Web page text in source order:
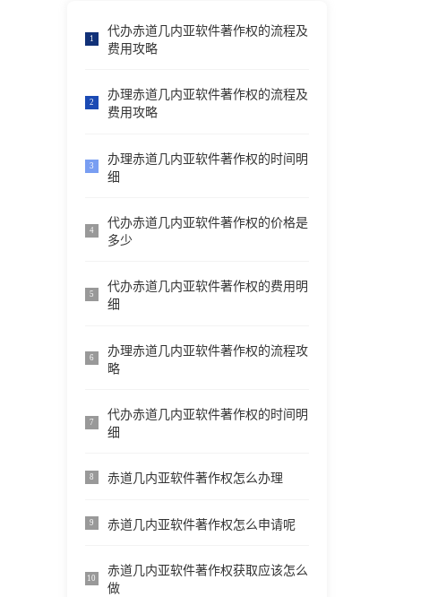
1
代办赤道几内亚软件著作权的流程及
费用攻略
2
办理赤道几内亚软件著作权的流程及
费用攻略
3
办理赤道几内亚软件著作权的时间明
细
4
代办赤道几内亚软件著作权的价格是
多少
5
代办赤道几内亚软件著作权的费用明
细
6
办理赤道几内亚软件著作权的流程攻
略
7
代办赤道几内亚软件著作权的时间明
细
8 赤道几内亚软件著作权怎么办理
9 赤道几内亚软件著作权怎么申请呢
10
赤道几内亚软件著作权获取应该怎么
做